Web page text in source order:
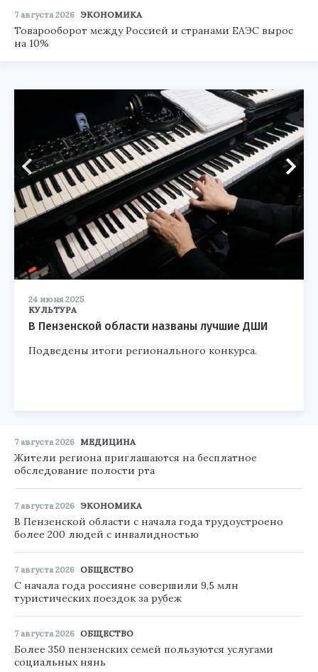
7 августа 2026 ЭКОНОМИКА
Товарооборот между Россией и странами ЕАЭС вырос
на 10%
24 июня 2025
КУЛЬТУРА
В Пензенской области названы лучшие ДШИ
Подведены итоги регионального конкурса.
7 августа 2026 МЕДИЦИНА
Жители региона приглашаются на бесплатное
обследование полости рта
7 августа 2026 ЭКОНОМИКА
В Пензенской области с начала года трудоустроено
более 200 людей с инвалидностью
7 августа 2026 ОБЩЕСТВО
С начала года россияне совершили 9,5 млн
туристических поездок за рубеж
7 августа 2026 ОБЩЕСТВО
Более 350 пензенских семей пользуются услугами
социальных нянь